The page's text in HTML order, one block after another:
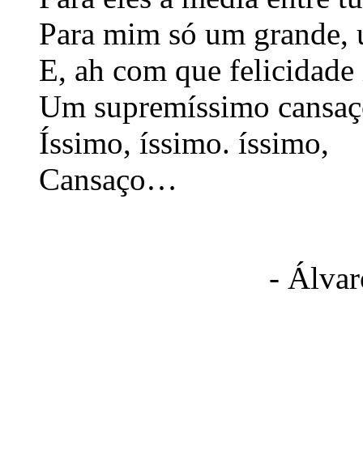
Para mim só um
E, ah com que
Um supremíssimo
Íssimo, íssimo. íssimo,
Cansaço…
-